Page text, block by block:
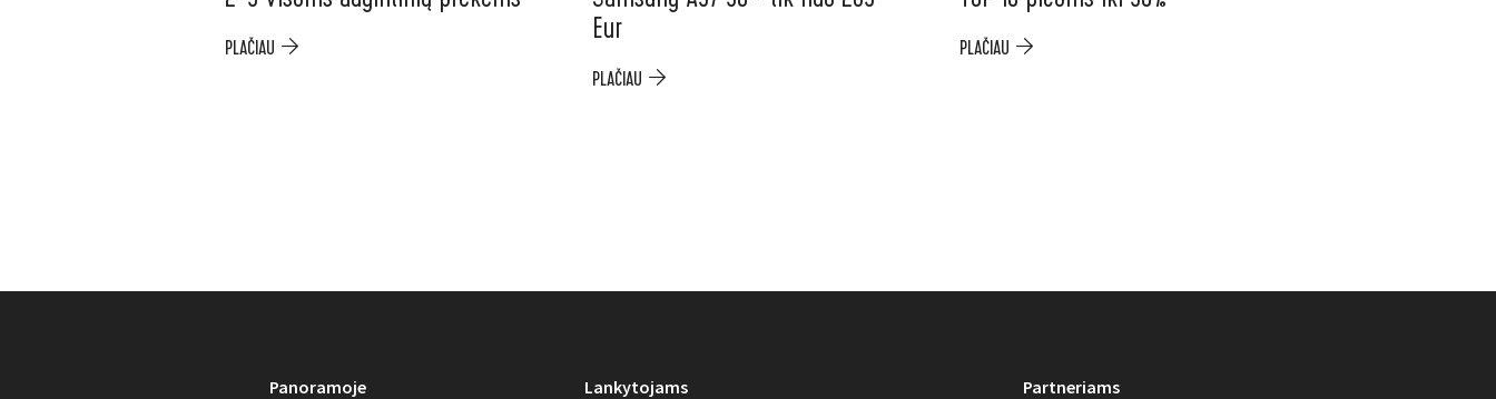
PLAČIAU
Eur
PLAČIAU
PLAČIAU
Panoramoje Lankytojams Partneriams